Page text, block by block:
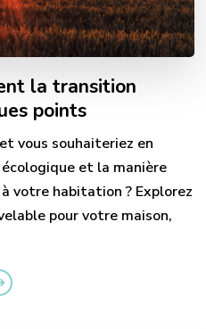
la transition
points
vous souhaiteriez en
et la manière
votre habitation ? Explorez
pour votre maison,